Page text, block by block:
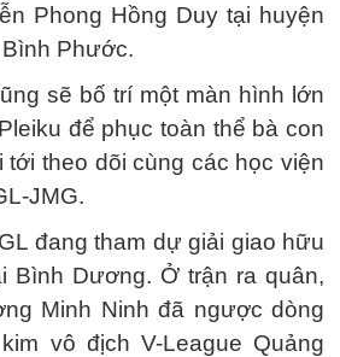
Phong Hồng Duy tại huyện
Phước.
sẽ bố trí một màn hình lớn
để phục toàn thể bà con
tới theo dõi cùng các học viện
JMG.
đang tham dự giải giao hữu
Bình Dương. Ở trận ra quân,
Minh Ninh đã ngược dòng
vô địch V-League Quảng